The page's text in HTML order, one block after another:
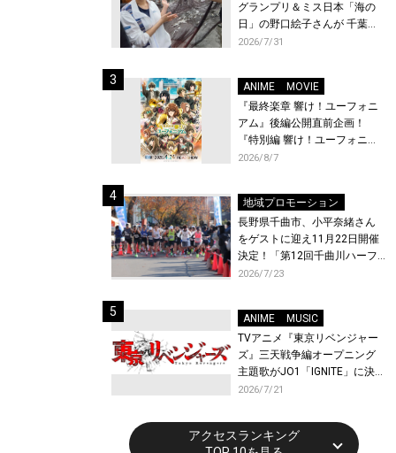
グランプリ＆ミス日本「海の
日」の野口絵子さんが 千葉県
唯一の村・長生村で地引網を
2026/7/31
ANIME
MOVIE
『最終楽章 響け！ユーフォニ
アム』後編公開直前企画！
『特別編 響け！ユーフォニア
ム〜アンサンブルコンテス
映が決定！
2026/8/7
地域プロモーション
長野県千曲市、小平奈緒さん
をゲストに迎え11月22日開催
決定！「第12回千曲川ハーフ
マラソン」エントリー受付開
2026/7/23
ANIME
MUSIC
TVアニメ『東京リベンジャー
ズ』三天戦争編オープニング
主題歌がJO1「IGNITE」に決
定！メンバー全員から喜びと
トが到着！9月に東京・大阪で
先行上映会を開催！
2026/7/21
アクセスランキング